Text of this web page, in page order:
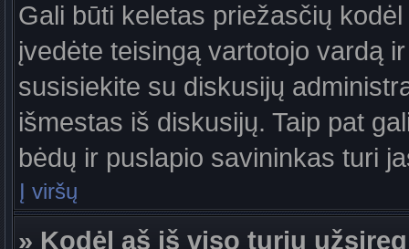
Gali būti keletas priežasčių
įvedėte teisingą vartotojo vardą
susisiekite su diskusijų
išmestas iš diskusijų. Taip pat
bėdų ir puslapio savininkas turi
Į viršų
» Kodėl aš iš viso turiu